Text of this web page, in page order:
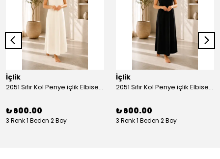
İçlik
2051 Sıfır Kol Penye içlik Elbise - Ekru
₺ 600.00
3 Renk 1 Beden 2 Boy
İçlik
2051 Sıfır Kol Penye içlik Elbise - Siyah
₺ 600.00
3 Renk 1 Beden 2 Boy